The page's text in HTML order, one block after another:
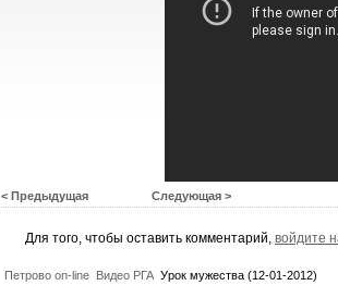
< Предыдущая Следующая >
Для того, чтобы оставить комментарий, войдите
Петрово on-line Видео РГА Урок мужества (12-01-2012)